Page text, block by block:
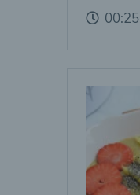
00:25